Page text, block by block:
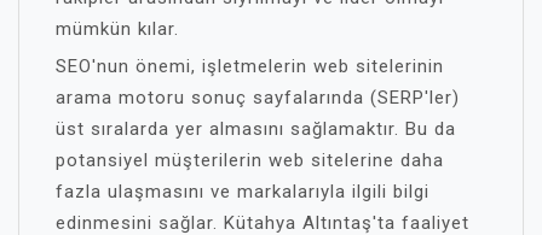
mümkün kılar.
SEO'nun önemi, işletmelerin web sitelerinin
arama motoru sonuç sayfalarında (SERP'ler)
üst sıralarda yer almasını sağlamaktır. Bu da
potansiyel müşterilerin web sitelerine daha
fazla ulaşmasını ve markalarıyla ilgili bilgi
edinmesini sağlar. Kütahya Altıntaş'ta faaliyet